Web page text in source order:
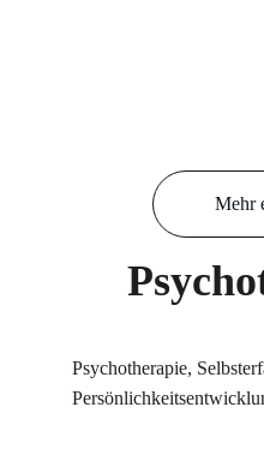
Mehr
Psychotherapie,